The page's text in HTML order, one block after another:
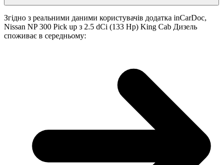
Згідно з реальними даними користувачів додатка inCarDoc,
Nissan NP 300 Pick up з 2.5 dCi (133 Hp) King Cab Дизель
споживає в середньому: